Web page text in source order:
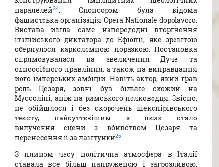
паралелей24. Спонсором була відома
фашистська організація Opera Nationale dopolavoro.
Вистава йшла саме напередодні вторгнення
італійського диктатора до Ефіопії, яке зрештою
обернулося карколомною поразкою. Постановка
спрямовувалася на звеличення Дуче та
одноосібного правління, а також на виправдання
його імперських амбіцій. Навіть актор, який грав
роль Цезаря, зовні був більше схожий на
Муссоліні, аніж на римського полководця. Звісно,
не обійшлося і без скорочень шекспірівського
тексту, найсуттєвішим з яких стало
вилучення сцени з вбивством Цезаря та
перенесення її за лаштунки25.
З плином часу політична атмосфера в Італії
ставала все більш напруженою і загрозливою,